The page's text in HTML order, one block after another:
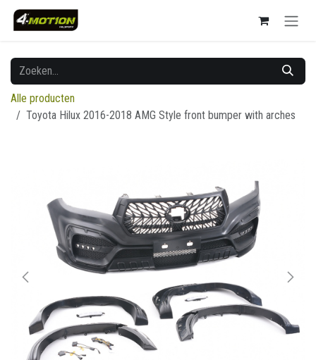
Overslaan naar inhoud
Alle producten
Toyota Hilux 2016-2018 AMG Style front bumper with arches